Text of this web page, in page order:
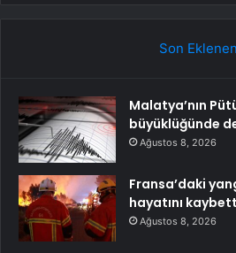
Son Eklenen
Malatya’nın
büyüklüğünde
Ağustos 8, 2026
Fransa’daki
hayatını
Ağustos 8, 2026